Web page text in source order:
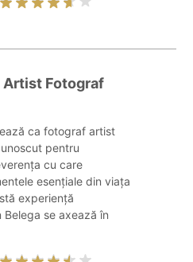
Artist Fotograf
ca fotograf artist
pentru
cu care
esențiale din viața
experiență
Belega se axează în